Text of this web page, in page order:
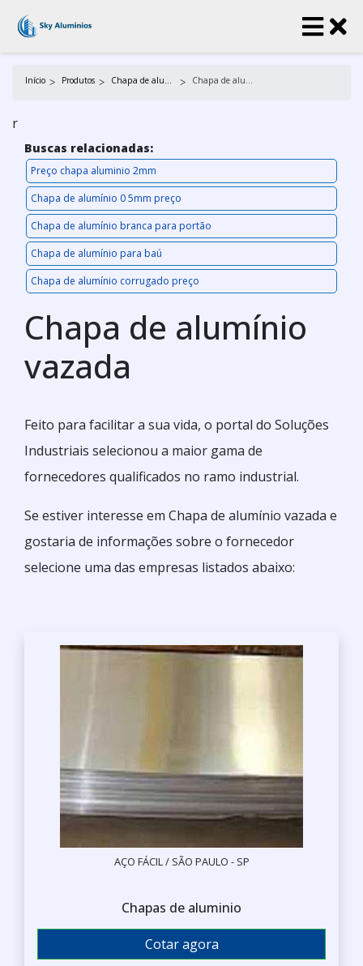
Início Produtos Chapa de alumínio Chapa de alumínio vazada
r
Buscas relacionadas:
Preço chapa aluminio 2mm
Chapa de alumínio 0 5mm preço
Chapa de alumínio branca para portão
Chapa de alumínio para baú
Chapa de alumínio corrugado preço
Chapa de alumínio
vazada
Feito para facilitar a sua vida, o portal do Soluções
Industriais selecionou a maior gama de
fornecedores qualificados no ramo industrial.
Se estiver interesse em Chapa de alumínio vazada e
gostaria de informações sobre o fornecedor
selecione uma das empresas listados abaixo:
AÇO FÁCIL / SÃO PAULO - SP
Chapas de aluminio
Cotar agora